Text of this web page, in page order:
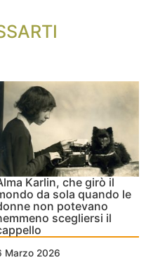
Karlin, che girò il
da sola quando le
non potevano
scegliersi il
Marzo 2026